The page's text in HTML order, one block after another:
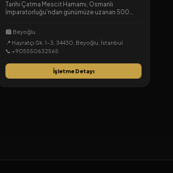
Tarihi Çatma Mescit Hamamı, Osmanlı
İmparatorluğu'ndan günümüze uzanan 500
taşıyan geleneksel mimarisi ve tecrübeli
ekibiyle Beyoğlu'nun kalbinde eşsiz bir arınma
deneyimi sunar.
🏙️ Beyoğlu
📍 Hayratçı Sk. 1-3, 34430, Beyoğlu, İstanbul
📞 +905550632565
İşletme Detayı